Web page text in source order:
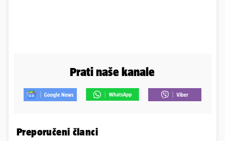
Prati naše kanale
Preporučeni članci